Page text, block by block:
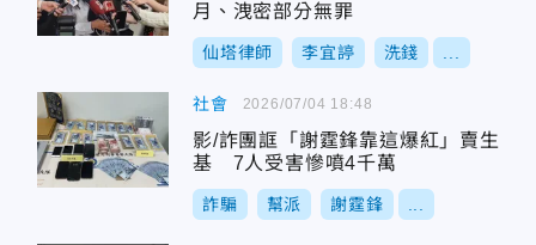
月、洩密部分無罪
仙塔律師 李宜諪 洗錢
社會
影/詐團誆「謝霆鋒靠這爆紅」賣生
基 7人受害慘噴4千萬
詐騙 幫派 謝霆鋒
2026/07/04 18:48